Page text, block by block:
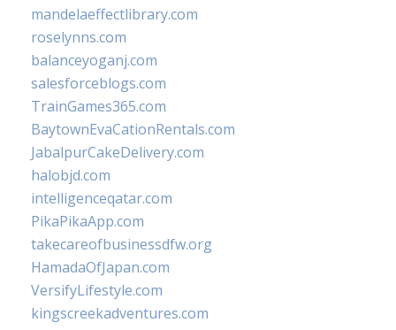
mandelaeffectlibrary.com
roselynns.com
balanceyoganj.com
salesforceblogs.com
TrainGames365.com
BaytownEvaCationRentals.com
JabalpurCakeDelivery.com
halobjd.com
intelligenceqatar.com
PikaPikaApp.com
takecareofbusinessdfw.org
HamadaOfJapan.com
VersifyLifestyle.com
kingscreekadventures.com